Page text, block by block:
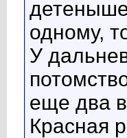
одному,
У
еще два
Красная